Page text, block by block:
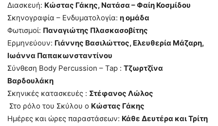
Διασκευή: Κώστας Γάκης, Νατάσα – Φαίη Κοσμίδου
Σκηνογραφία – Ενδυματολογία: η ομάδα
Φωτισμοί: Παναγιώτης Πλασκασοβίτης
Ερμηνεύουν: Γιάννης Βασιλώττος, Ελευθερία Μάζαρη,
Ιωάννα Παπακωνσταντίνου
Σύνθεση Body Percussion – Tap : Τζωρτζίνα
Βαρδουλάκη
Σκηνικές κατασκευές : Στέφανος Λώλος
Στο ρόλο του Σκύλου ο Κώστας Γάκης
Ημέρες και ώρες παραστάσεων: Κάθε Δευτέρα και Τρίτη